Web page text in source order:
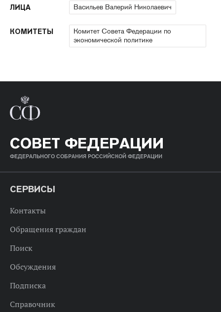
ЛИЦА Васильев Валерий Николаевич
КОМИТЕТЫ
Комитет Совета Федерации по
экономической политике
СОВЕТ ФЕДЕРАЦИИ
ФЕДЕРАЛЬНОГО СОБРАНИЯ РОССИЙСКОЙ ФЕДЕРАЦИИ
СЕРВИСЫ
Контакты
Обращения граждан
Поиск
Обсуждения
Подписка
Справочник